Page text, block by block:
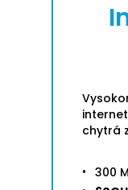
chytrá
300